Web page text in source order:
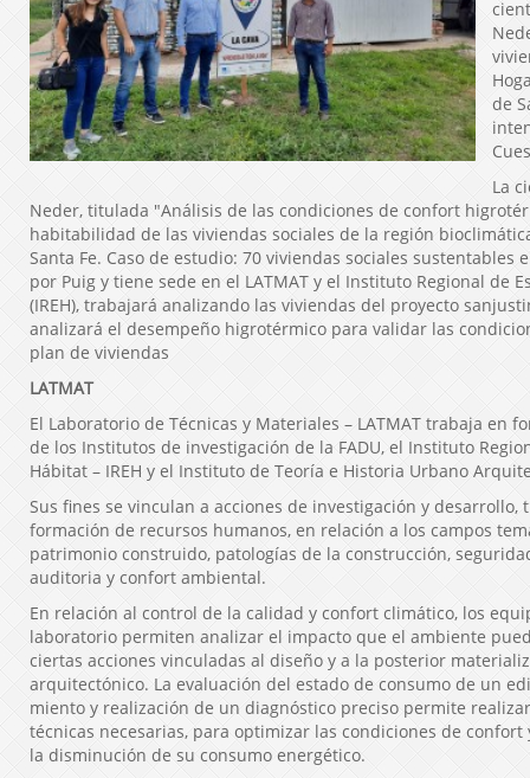
de
La
Neder, titulada "Análisis de las condiciones de confort
habitabilidad de las viviendas sociales de la región
Santa Fe. Caso de estudio: 70 viviendas sociales sustentables
por Puig y tiene sede en el LATMAT y el Instituto Regional de
(IREH), trabajará analizando las viviendas del proyecto
analizará el desempeño higrotérmico para validar las
plan de viviendas
LATMAT
El Laboratorio de Técnicas y Materiales – LATMAT trabaja en
de los Institutos de investigación de la FADU, el Instituto
Hábitat – IREH y el Instituto de Teoría e Historia Urbano
Sus fines se vinculan a acciones de investigación y desarrollo,
formación de recursos humanos, en relación a los campos
patrimonio construido, patologías de la construcción,
auditoria y confort ambiental.
En relación al control de la calidad y confort climático, los
laboratorio permiten analizar el impacto que el ambiente
ciertas acciones vinculadas al diseño y a la posterior
arquitectónico. La evaluación del estado de consumo de un
miento y realización de un diagnóstico preciso permite
técnicas necesarias, para optimizar las condiciones de confort
la disminución de su consumo energético.